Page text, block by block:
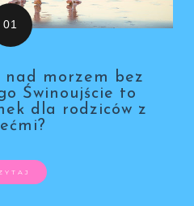
nad morzem bez
Świnoujście to
dla rodziców z